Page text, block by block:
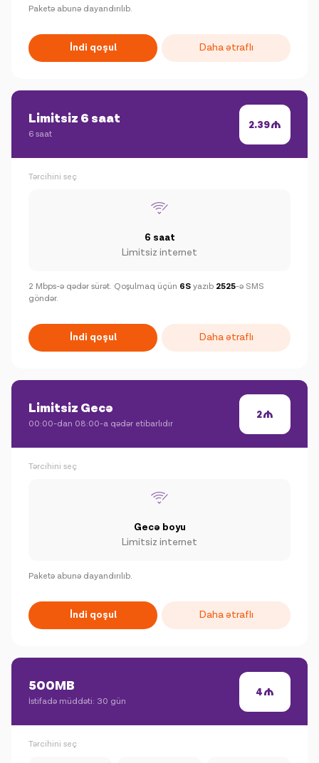
Paketə abunə dayandırılıb.
İndi qoşul Daha ətraflı
Limitsiz 6 saat
6 saat
2.39
Tərcihini seç
6 saat
Limitsiz internet
2 Mbps-ə qədər sürət. Qoşulmaq üçün 6S yazıb 2525-ə SMS
göndər.
İndi qoşul Daha ətraflı
Limitsiz Gecə
00:00-dan 08:00-a qədər etibarlıdır
2
Tərcihini seç
Gecə boyu
Limitsiz internet
Paketə abunə dayandırılıb.
İndi qoşul Daha ətraflı
500MB
İstifadə müddəti: 30 gün
4
Tərcihini seç